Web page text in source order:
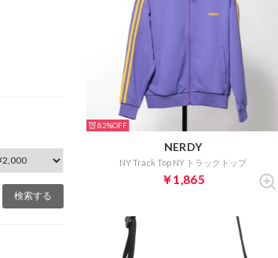
82%
NERDY
NY Track Top NY トラックトップ
￥1,865